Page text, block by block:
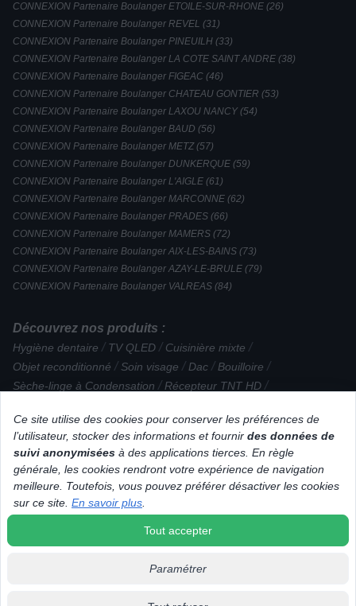
Ce site utilise des cookies pour conserver les préférences de
l’utilisateur, stocker des informations et fournir des données de
suivi anonymisées à des applications tierces. En règle
générale, les cookies rendront votre expérience de navigation
meilleure. Toutefois, vous pouvez préférer désactiver les cookies
sur ce site. En savoir plus
Tout accepter
Paramétrer
CONNEXION Partenaire Boulanger ETOILE-SUR-RHONE (26)
CONNEXION Partenaire Boulanger REVEL (31)
CONNEXION Partenaire Boulanger PINEUILH (33)
CONNEXION Partenaire Boulanger LA COTE SAINT ANDRE (38)
CONNEXION Partenaire Boulanger FIGEAC (46)
CONNEXION Partenaire Boulanger CHATEAU GONTIER (53)
CONNEXION Partenaire Boulanger LAXOU NANCY (54)
CONNEXION Partenaire Boulanger BAUD (56)
CONNEXION Partenaire Boulanger METZ (57)
CONNEXION Partenaire Boulanger DUNKERQUE (59)
CONNEXION Partenaire Boulanger L'AIGLE (61)
CONNEXION Partenaire Boulanger MARCONNE (62)
CONNEXION Partenaire Boulanger PRADES (66)
CONNEXION Partenaire Boulanger MAMERS (72)
CONNEXION Partenaire Boulanger AIX-LES-BAINS (73)
CONNEXION Partenaire Boulanger AZAY-LE-BRULE (79)
CONNEXION Partenaire Boulanger VALREAS (84)
Découvrez nos produits :
Hygiène dentaire / TV QLED / Cuisinière mixte /
Objet reconditionné / Soin visage / Dac / Bouilloire /
Sèche-linge à Condensation / Récepteur TNT HD /
Micro-ondes encastrable /
Pèse-personne / IMC / Impédancemètre / Chauffage /
Cave à vin multifonction Déshumidificateur
Plaque de cuisson gaz Lecteur Blu-ray Plat / Terrine / Moule
Cuisinière induction / Accessoire Robot ménager
Son reconditionné / Blender chauffant / Lave-vitre